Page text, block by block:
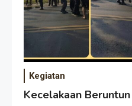
Kegiatan
Kecelakaan